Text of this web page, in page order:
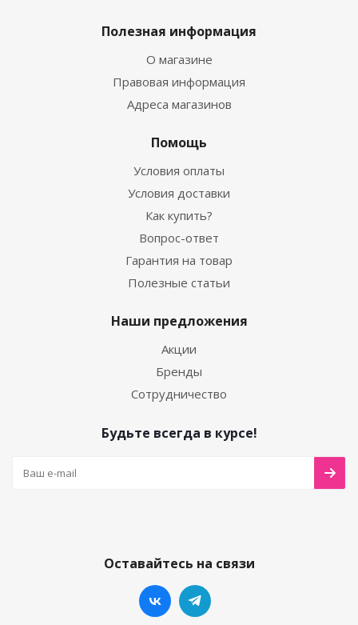
Полезная информация
О магазине
Правовая информация
Адреса магазинов
Помощь
Условия оплаты
Условия доставки
Как купить?
Вопрос-ответ
Гарантия на товар
Полезные статьи
Наши предложения
Акции
Бренды
Сотрудничество
Будьте всегда в курсе!
Оставайтесь на связи